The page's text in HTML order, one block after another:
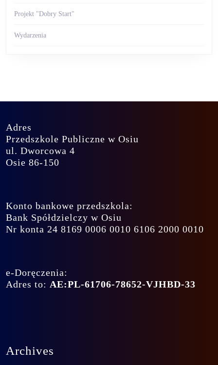
Projekt "Dobry Start"
Wydarzenia
Adres
Przedszkole Publiczne w Osiu
ul. Dworcowa 4
Osie 86-150
Konto bankowe przedszkola:
Bank Spółdzielczy w Osiu
Nr konta 24 8169 0006 0010 6106 2000 0010
e-Doręczenia:
Adres to: AE:PL-61706-78652-VJHBD-33
Archives